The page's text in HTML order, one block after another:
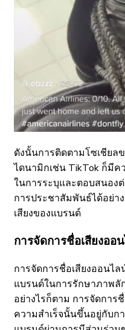
ดังนั้นการติดตามโซเชีย
ไดนามิกเช่น TikTok ก็มี
ในการระบุและตอบสนอง
การประชาสัมพันธ์ได้อย่า
เสียงของแบรนด์
การจัดการชื่อเสียงออ
การจัดการชื่อเสียงออนไ
แบรนด์ในการรักษาภาพ
อย่างไรก็ตาม การจัดการ
ความสำเร็จนั้นขึ้นอยู่กับก